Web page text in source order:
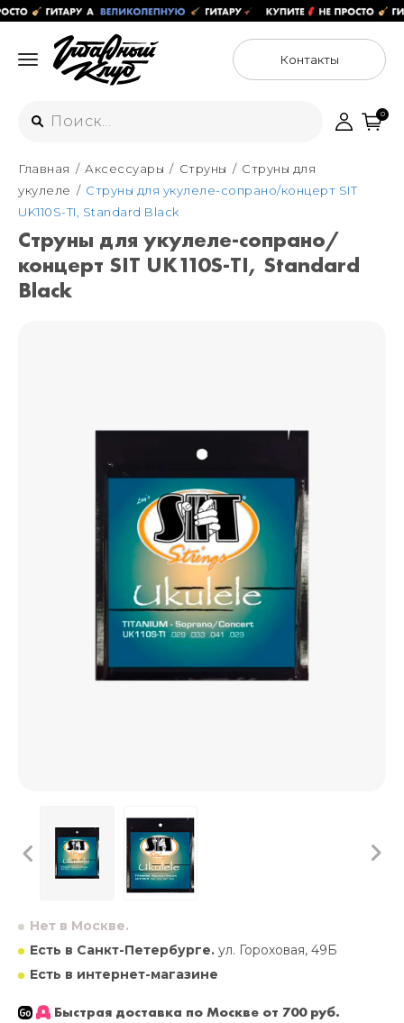
Контакты
Интернет-магазин
+7 (925) 125-54-44
Москва
+7 (925) 176-55-65
ул. Большая Новодмитровская 36с15,
Санкт-Петербург
0
Главная Аксессуары Струны
Струны для
укулеле
Струны для укулеле-сопрано/концерт SIT
UK110S-TI, Standard Black
Струны для укулеле-сопрано/
концерт SIT UK110S-TI, Standard
Black
Нет в Москве.
Есть в Санкт-Петербурге. ул. Гороховая, 49Б
Есть в интернет-магазине
Быстрая доставка по Москве от 700 руб.